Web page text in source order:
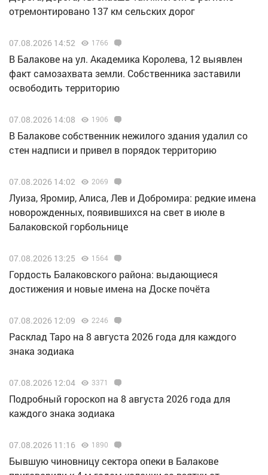
отремонтировано 137 км сельских дорог
07.08.2026 14:52 1766
В Балакове на ул. Академика Королева, 12 выявлен
факт самозахвата земли. Собственника заставили
освободить территорию
07.08.2026 14:08 1906
В Балакове собственник нежилого здания удалил со
стен надписи и привел в порядок территорию
07.08.2026 14:02 2069
Луиза, Яромир, Алиса, Лев и Добромира: редкие имена
новорожденных, появившихся на свет в июле в
Балаковской горбольнице
07.08.2026 13:25 1564
Гордость Балаковского района: выдающиеся
достижения и новые имена на Доске почёта
07.08.2026 12:09 2246
Расклад Таро на 8 августа 2026 года для каждого
знака зодиака
07.08.2026 12:04 3371
Подробный гороскоп на 8 августа 2026 года для
каждого знака зодиака
07.08.2026 11:16 1890
Бывшую чиновницу сектора опеки в Балакове